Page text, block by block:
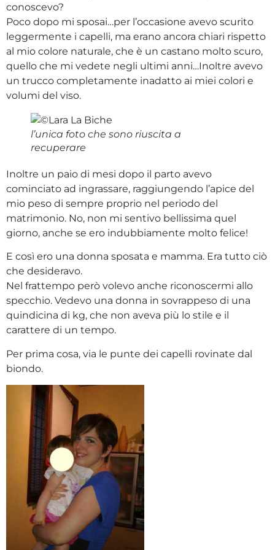
conoscevo?
Poco dopo mi sposai…per l’occasione avevo scurito
leggermente i capelli, ma erano ancora chiari rispetto
al mio colore naturale, che è un castano molto scuro,
quello che mi vedete negli ultimi anni…Inoltre avevo
un trucco completamente inadatto ai miei colori e
volumi del viso.
l’unica foto che sono riuscita a
recuperare
Inoltre un paio di mesi dopo il parto avevo
cominciato ad ingrassare, raggiungendo l’apice del
mio peso di sempre proprio nel periodo del
matrimonio. No, non mi sentivo bellissima quel
giorno, anche se ero indubbiamente molto felice!
E così ero una donna sposata e mamma. Era tutto ciò
che desideravo.
Nel frattempo però volevo anche riconoscermi allo
specchio. Vedevo una donna in sovrappeso di una
quindicina di kg, che non aveva più lo stile e il
carattere di un tempo.
Per prima cosa, via le punte dei capelli rovinate dal
biondo.